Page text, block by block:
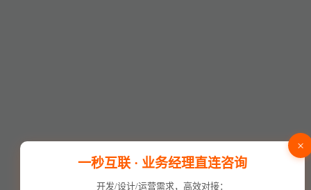
×
一秒互联 · 业务经理直连咨询
开发/设计/运营需求，高效对接：